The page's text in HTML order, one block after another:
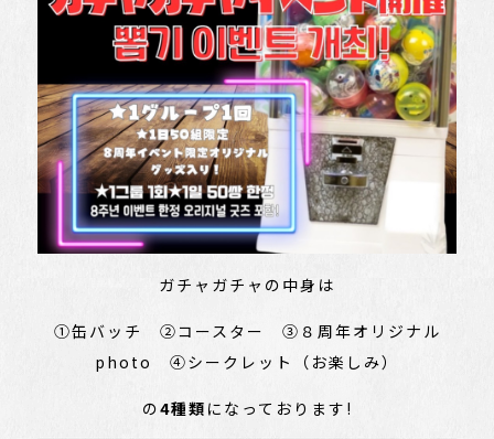
ガチャガチャの中身は
①缶バッチ ②コースター ③８周年オリジナル
photo ④シークレット（お楽しみ）
の4種類 になっております!